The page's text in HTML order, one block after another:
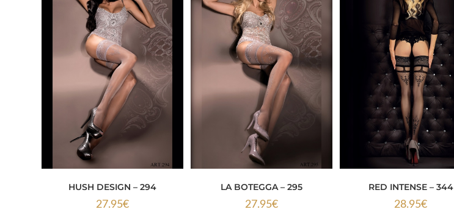
HUSH DESIGN – 294
27.95€
LA BOTEGGA – 295
27.95€
RED INTENSE – 344
28.95€